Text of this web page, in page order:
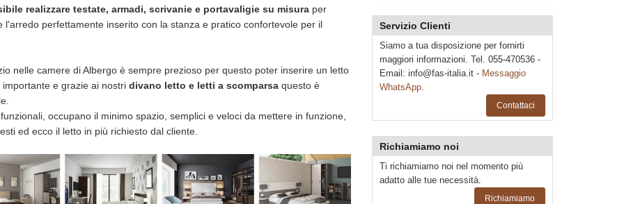
realizzare testate, armadi, scrivanie e portavaligie su misura per
l'arredo perfettamente inserito con la stanza e pratico confortevole per il
nelle camere di Albergo è sempre prezioso per questo poter inserire un letto
importante e grazie ai nostri divano letto e letti a scomparsa questo è
occupano il minimo spazio, semplici e veloci da mettere in funzione,
ed ecco il letto in più richiesto dal cliente.
Servizio Clienti
Siamo a tua disposizione per fornirti
maggiori informazioni. Tel. 055-470536 -
Email: info@fas-italia.it - Messaggio
WhatsApp.
Contattaci
Richiamiamo noi
Ti richiamiamo noi nel momento più
adatto alle tue necessità.
Richiamiamo